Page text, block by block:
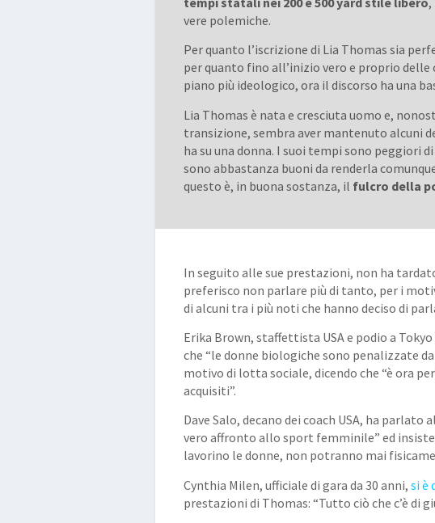
vere polemiche.
Per quanto l’iscrizione di Lia Thomas sia
per quanto fino all’inizio vero e proprio
piano più ideologico, ora il discorso ha una
Lia Thomas è nata e cresciuta uomo e,
transizione, sembra aver mantenuto alcuni
ha su una donna. I suoi tempi sono peggiori
sono abbastanza buoni da renderla
questo è, in buona sostanza, il fulcro della
In seguito alle sue prestazioni, non ha
preferisco non parlare più di tanto, per i
di alcuni tra i più noti che hanno deciso di
Erika Brown, staffettista USA e podio a Tokyo
che “le donne biologiche sono penalizzate
motivo di lotta sociale, dicendo che “è ora
acquisiti”.
Dave Salo, decano dei coach USA, ha parlato
vero affronto allo sport femminile” ed
lavorino le donne, non potranno mai
Cynthia Milen, ufficiale di gara da 30 anni,si è
prestazioni di Thomas: “Tutto ciò che c’è di